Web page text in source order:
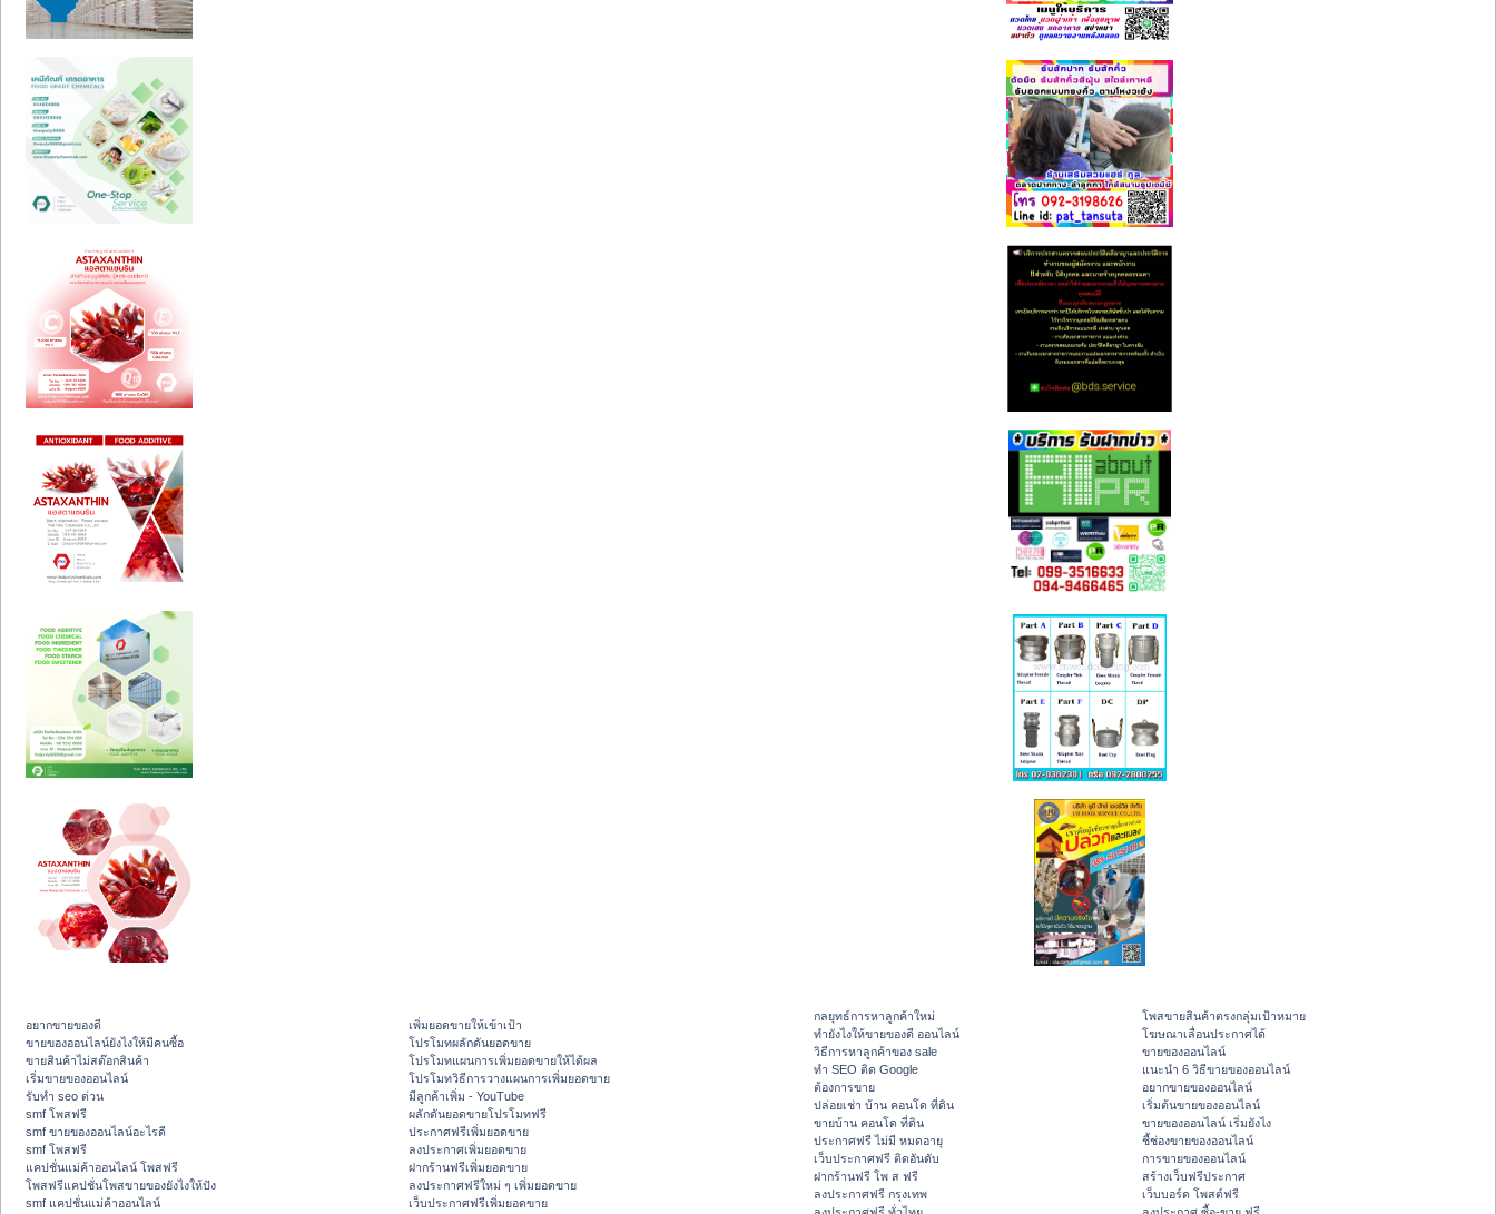
อยากขายของดี
ขายของออนไลน์ยังไงให้มีคนซื้อ
ขายสินค้าไม่สต๊อกสินค้า
เริ่มขายของออนไลน์
รับทำ seo ด่วน
smf โพสฟรี
smf ขายของออนไลน์อะไรดี
smf โพสฟรี
แคปชั่นแม่ค้าออนไลน์ โพสฟรี
โพสฟรีแคปชั่นโพสขายของยังไงให้ปัง
smf แคปชั่นแม่ค้าออนไลน์
เพิ่มยอดขายให้เข้าเป้า
โปรโมทผลักดันยอดขาย
โปรโมทแผนการเพิ่มยอดขายให้ได้ผล
โปรโมทวิธีการวางแผนการเพิ่มยอดขาย
มีลูกค้าเพิ่ม - YouTube
ผลักดันยอดขายโปรโมทฟรี
ประกาศฟรีเพิ่มยอดขาย
ลงประกาศเพิ่มยอดขาย
ฝากร้านฟรีเพิ่มยอดขาย
ลงประกาศฟรีใหม่ ๆ เพิ่มยอดขาย
เว็บประกาศฟรีเพิ่มยอดขาย
กลยุทธ์การหาลูกค้าใหม่
ทํายังไงให้ขายของดี ออนไลน์
วิธีการหาลูกค้าของ sale
ทำ SEO ติด Google
ต้องการขาย
ปล่อยเช่า บ้าน คอนโด ที่ดิน
ขายบ้าน คอนโด ที่ดิน
ประกาศฟรี ไม่มี หมดอายุ
เว็บประกาศฟรี ติดอันดับ
ฝากร้านฟรี โพ ส ฟรี
ลงประกาศฟรี กรุงเทพ
โพสขายสินค้าตรงกลุ่มเป้าหมาย
โฆษณาเลื่อนประกาศได้
ขายของออนไลน์
แนะนำ 6 วิธีขายของออนไลน์
อยากขายของออนไลน์
เริ่มต้นขายของออนไลน์
ขายของออนไลน์ เริ่มยังไง
ชี้ช่องขายของออนไลน์
การขายของออนไลน์
สร้างเว็บฟรีประกาศ
เว็บบอร์ด โพสต์ฟรี